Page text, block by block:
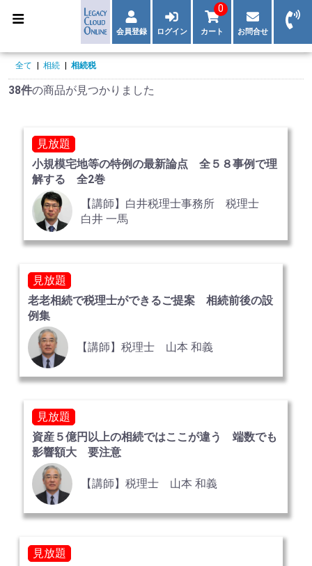
会員登録 ログイン カート
0
お問合せ
全て 相続 相続税
38件の商品が見つかりました
見放題
小規模宅地等の特例の最新論点 全５８事例で理
解する 全2巻
【講師】白井税理士事務所 税理士
白井 一馬
見放題
老老相続で税理士ができるご提案 相続前後の設
例集
【講師】税理士 山本 和義
見放題
資産５億円以上の相続ではここが違う 端数でも
影響額大 要注意
【講師】税理士 山本 和義
見放題